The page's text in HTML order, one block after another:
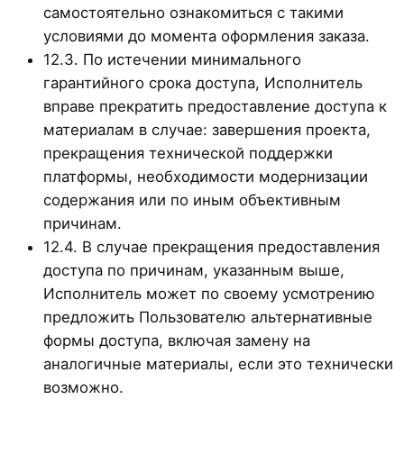
самостоятельно ознакомиться с такими
условиями до момента оформления заказа.
12.3. По истечении минимального
гарантийного срока доступа, Исполнитель
вправе прекратить предоставление доступа к
материалам в случае: завершения проекта,
прекращения технической поддержки
платформы, необходимости модернизации
содержания или по иным объективным
причинам.
12.4. В случае прекращения предоставления
доступа по причинам, указанным выше,
Исполнитель может по своему усмотрению
предложить Пользователю альтернативные
формы доступа, включая замену на
аналогичные материалы, если это технически
возможно.